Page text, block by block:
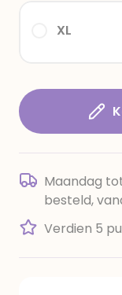
XL
Maandag
besteld,
Verdien 5